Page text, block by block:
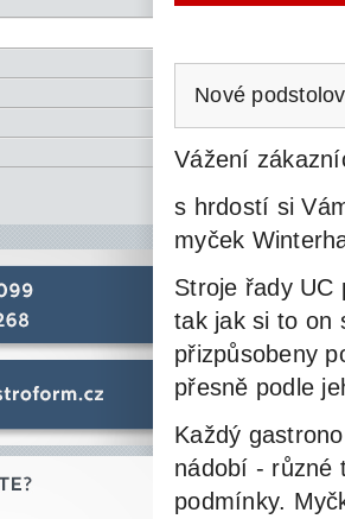
Nové
Vážení
s hrdostí si
myček
Stroje řady UC
tak jak si to on
přizpůsobeny
přesně podle
Každý
nádobí - různé
podmínky.